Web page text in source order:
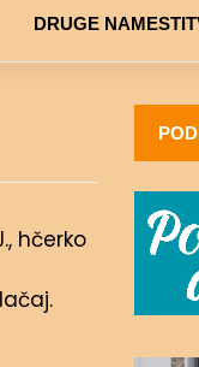
DRUGE
hčerko